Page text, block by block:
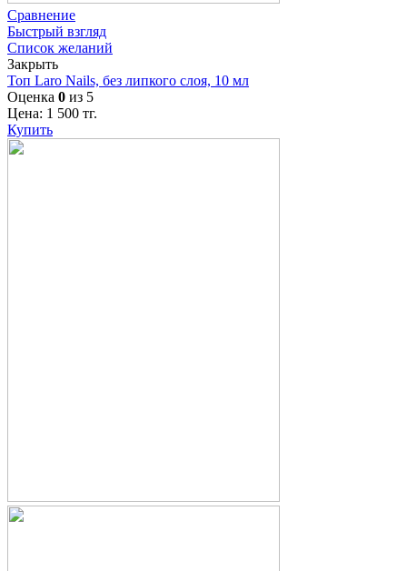
Сравнение
Быстрый взгляд
Список желаний
Закрыть
Топ Laro Nails, без липкого слоя, 10 мл
Оценка 0 из 5
Цена: 1 500 тг.
Купить